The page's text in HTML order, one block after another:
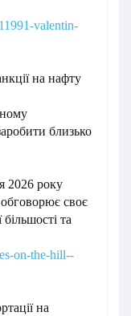
valentin-
на нафту
близько
2026 року
своє
та
on-the-hill--
на